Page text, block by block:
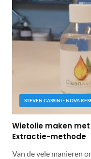
STEVEN CASSINI - NOVA
Wietolie maken
Extractie-methode
Van de vele manieren